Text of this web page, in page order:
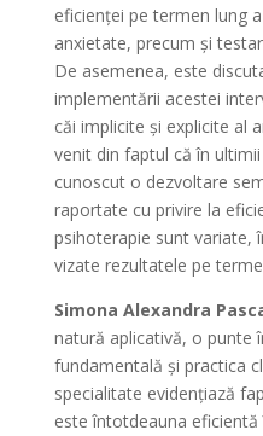
eficienței pe termen lung
anxietate, precum şi
De asemenea, este
implementării acestei
căi implicite și explicite al
venit din faptul că în
cunoscut o dezvoltare
raportate cu privire la
psihoterapie sunt variate,
vizate rezultatele pe
Simona Alexandra
natură aplicativă, o punte
fundamentală și practica
specialitate evidențiază
este întotdeauna